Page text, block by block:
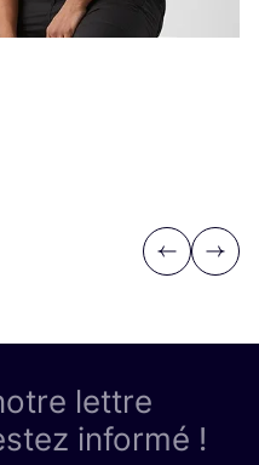
Previous
Next
lettre
informé !